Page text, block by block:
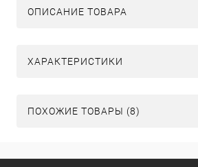
ОПИСАНИЕ ТОВАРА
ХАРАКТЕРИСТИКИ
ПОХОЖИЕ ТОВАРЫ (8)